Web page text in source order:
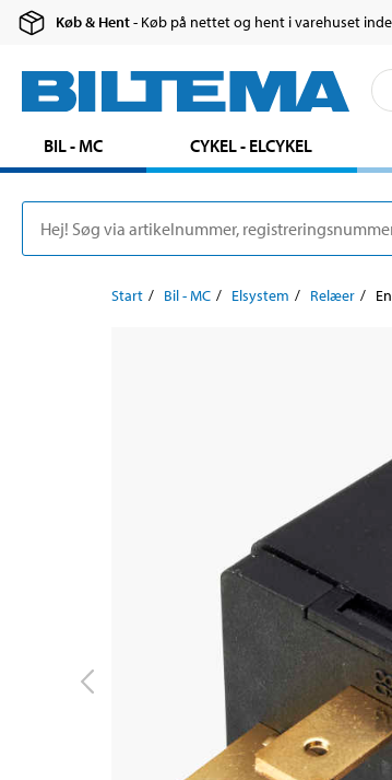
Køb & Hent- Køb på nettet og hent i varehuset
BIL - MC CYKEL - ELCYKEL
Start Bil - MC Elsystem Relæer